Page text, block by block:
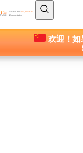
TSplus 文档 ®
欢迎！如